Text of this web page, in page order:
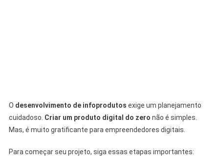
O desenvolvimento de infoprodutos exige um planejamento
cuidadoso. Criar um produto digital do zero não é simples.
Mas, é muito gratificante para empreendedores digitais.
Para começar seu projeto, siga essas etapas importantes: